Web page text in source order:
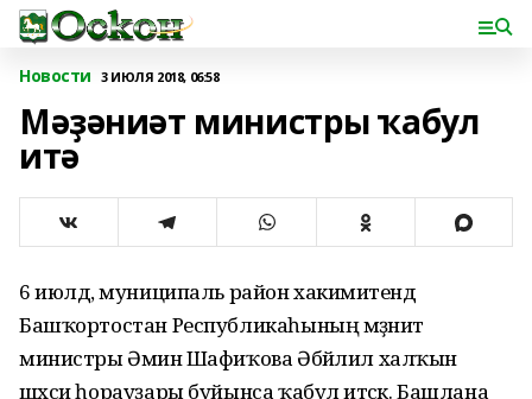
Новости 3 ИЮЛЯ 2018, 06:58
Мәҙәниәт министры ҡабул
итә
6 июлдә, муниципаль район хакимиәтендә
Башҡортостан Республикаһының мәҙәниәт
министры Әминә Шафиҡова Әбйәлил халҡын
шәхси һорауҙары буйынса ҡабул итәсәк. Башлана